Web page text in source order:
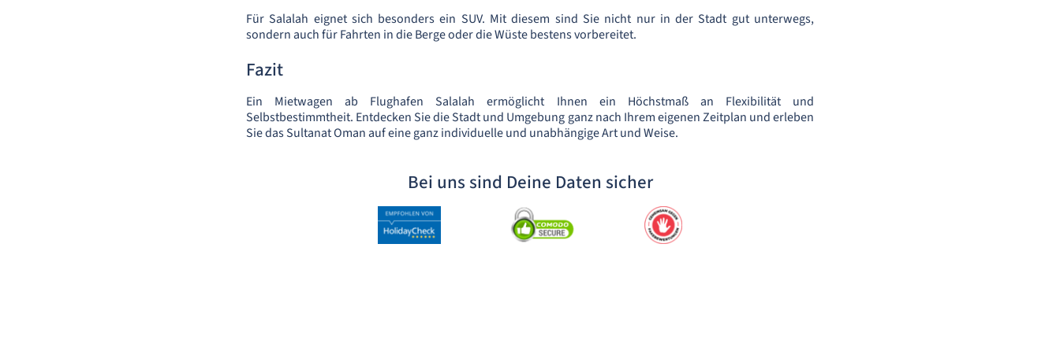
Für Salalah eignet sich besonders ein SUV. Mit diesem sind Sie nicht nur in der Stadt gut unterwegs,
sondern auch für Fahrten in die Berge oder die Wüste bestens vorbereitet.
Fazit
Ein Mietwagen ab Flughafen Salalah ermöglicht Ihnen ein Höchstmaß an Flexibilität und
Selbstbestimmtheit. Entdecken Sie die Stadt und Umgebung ganz nach Ihrem eigenen Zeitplan und erleben
Sie das Sultanat Oman auf eine ganz individuelle und unabhängige Art und Weise.
Bei uns sind Deine Daten sicher